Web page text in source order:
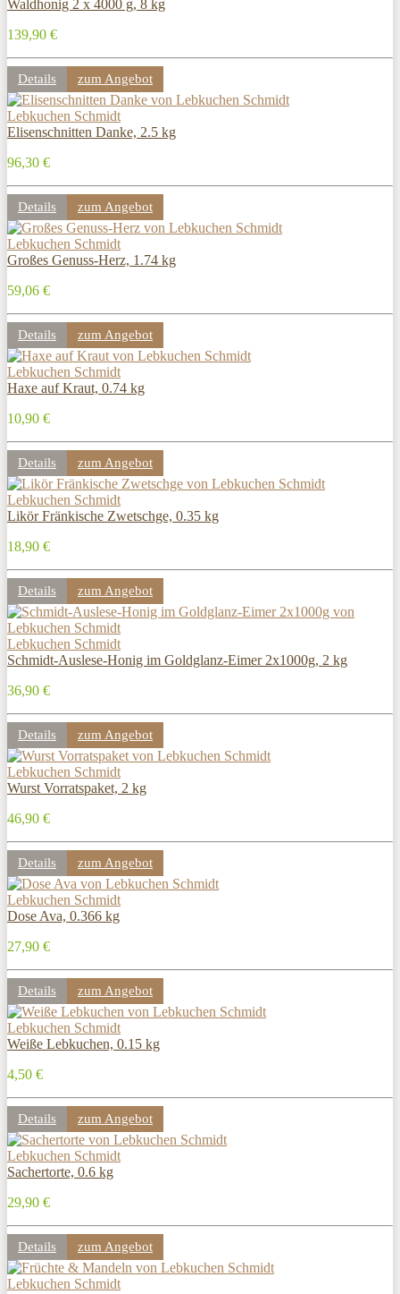
Waldhonig 2 x 4000 g, 8 kg
139,90 €
Details zum Angebot
Lebkuchen Schmidt
Elisenschnitten Danke, 2.5 kg
96,30 €
Details zum Angebot
Lebkuchen Schmidt
Großes Genuss-Herz, 1.74 kg
59,06 €
Details zum Angebot
Lebkuchen Schmidt
Haxe auf Kraut, 0.74 kg
10,90 €
Details zum Angebot
Lebkuchen Schmidt
Likör Fränkische Zwetschge, 0.35 kg
18,90 €
Details zum Angebot
Lebkuchen Schmidt
Schmidt-Auslese-Honig im Goldglanz-Eimer 2x1000g, 2 kg
36,90 €
Details zum Angebot
Lebkuchen Schmidt
Wurst Vorratspaket, 2 kg
46,90 €
Details zum Angebot
Lebkuchen Schmidt
Dose Ava, 0.366 kg
27,90 €
Details zum Angebot
Lebkuchen Schmidt
Weiße Lebkuchen, 0.15 kg
4,50 €
Details zum Angebot
Lebkuchen Schmidt
Sachertorte, 0.6 kg
29,90 €
Details zum Angebot
Lebkuchen Schmidt